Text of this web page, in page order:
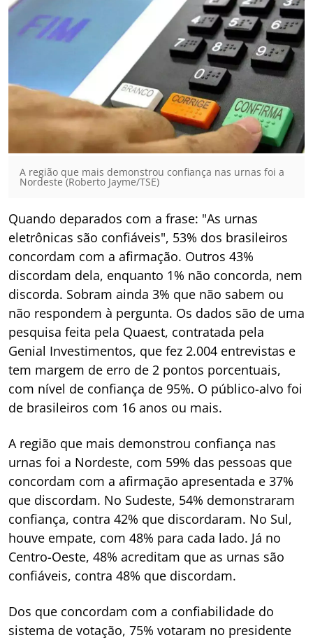
A região que mais demonstrou confiança nas urnas foi a
Nordeste (Roberto Jayme/TSE)
Quando deparados com a frase: "As urnas
eletrônicas são confiáveis", 53% dos brasileiros
concordam com a afirmação. Outros 43%
discordam dela, enquanto 1% não concorda, nem
discorda. Sobram ainda 3% que não sabem ou
não respondem à pergunta. Os dados são de uma
pesquisa feita pela Quaest, contratada pela
Genial Investimentos, que fez 2.004 entrevistas e
tem margem de erro de 2 pontos porcentuais,
com nível de confiança de 95%. O público-alvo foi
de brasileiros com 16 anos ou mais.
A região que mais demonstrou confiança nas
urnas foi a Nordeste, com 59% das pessoas que
concordam com a afirmação apresentada e 37%
que discordam. No Sudeste, 54% demonstraram
confiança, contra 42% que discordaram. No Sul,
houve empate, com 48% para cada lado. Já no
Centro-Oeste, 48% acreditam que as urnas são
confiáveis, contra 48% que discordam.
Dos que concordam com a confiabilidade do
sistema de votação, 75% votaram no presidente